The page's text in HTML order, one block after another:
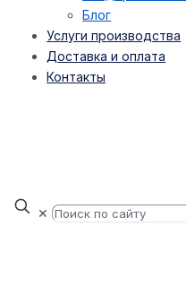
Блог
Услуги производства
Доставка и оплата
Контакты
✕